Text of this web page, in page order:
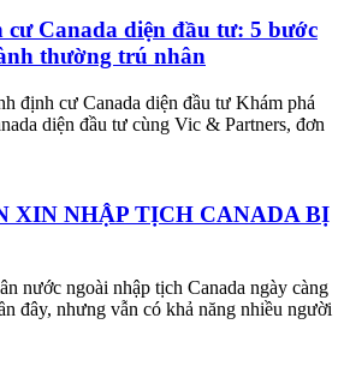
Canada diện đầu tư: 5 bước
thường trú nhân
định cư Canada diện đầu tư Khám phá
diện đầu tư cùng Vic & Partners, đơn
XIN NHẬP TỊCH CANADA BỊ
nước ngoài nhập tịch Canada ngày càng
đây, nhưng vẫn có khả năng nhiều người